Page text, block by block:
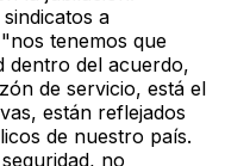
sindicatos a
tenemos que
dentro del acuerdo,
de servicio, está el
están reflejados
de nuestro país.
no